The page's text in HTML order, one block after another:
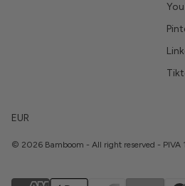
EUR
© 2026 Bamboom - All right reserved -